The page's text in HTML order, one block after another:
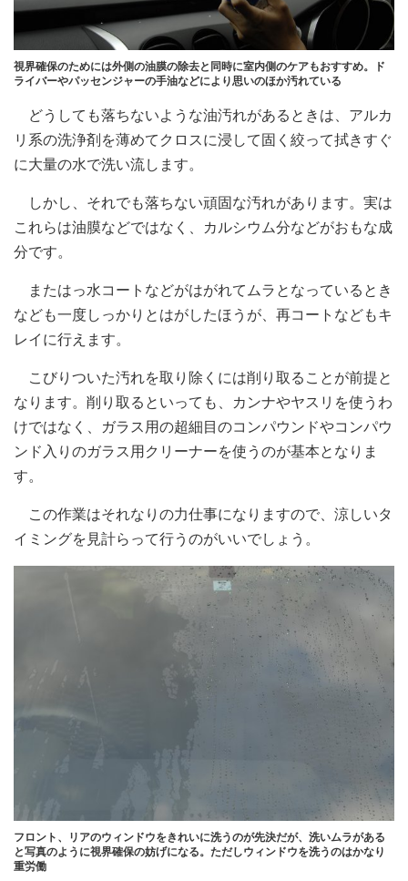
視界確保のためには外側の油膜の除去と同時に室内側のケアもおすすめ。ド
ライバーやパッセンジャーの手油などにより思いのほか汚れている
どうしても落ちないような油汚れがあるときは、アルカ
リ系の洗浄剤を薄めてクロスに浸して固く絞って拭きすぐ
に大量の水で洗い流します。
しかし、それでも落ちない頑固な汚れがあります。実は
これらは油膜などではなく、カルシウム分などがおもな成
分です。
またはっ水コートなどがはがれてムラとなっているとき
なども一度しっかりとはがしたほうが、再コートなどもキ
レイに行えます。
こびりついた汚れを取り除くには削り取ることが前提と
なります。削り取るといっても、カンナやヤスリを使うわ
けではなく、ガラス用の超細目のコンパウンドやコンパウ
ンド入りのガラス用クリーナーを使うのが基本となりま
す。
この作業はそれなりの力仕事になりますので、涼しいタ
イミングを見計らって行うのがいいでしょう。
フロント、リアのウィンドウをきれいに洗うのが先決だが、洗いムラがある
と写真のように視界確保の妨げになる。ただしウィンドウを洗うのはかなり
重労働